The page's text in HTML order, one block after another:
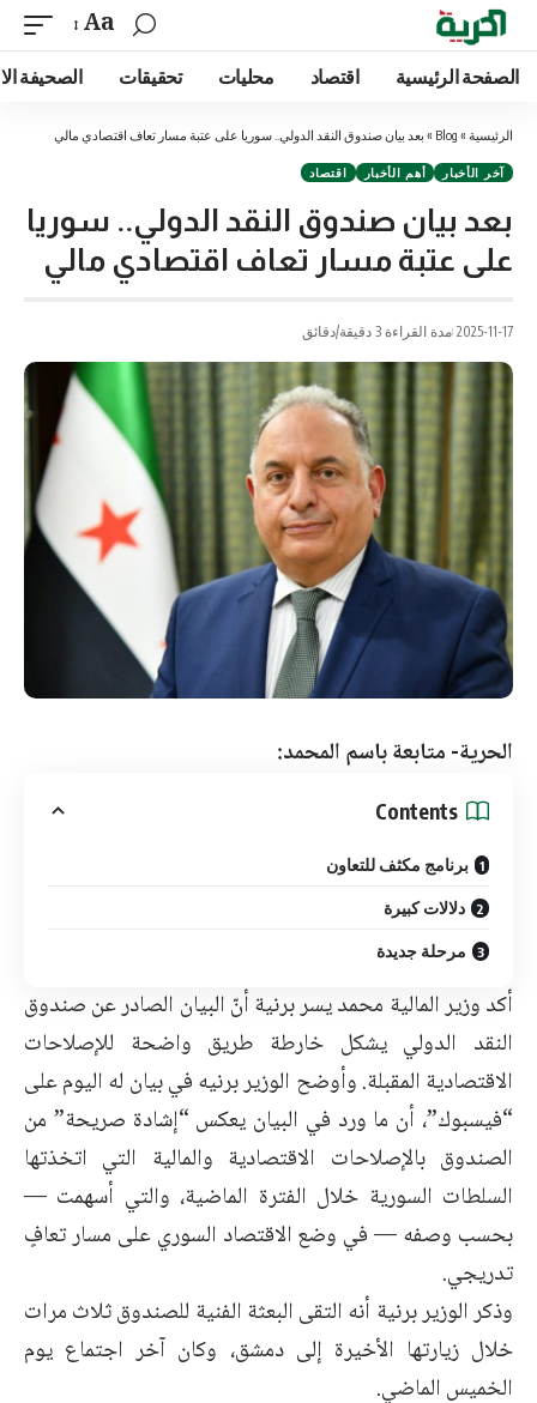
Aa
الصفحة الرئيسية اقتصاد محليات تحقيقات الصحيفة
الرئيسية »
Blog
» بعد بيان صندوق النقد الدولي.. سوريا على عتبة مسار تعاف اقتصادي مالي
آخر الأخبار أهم الأخبار اقتصاد
بعد بيان صندوق النقد الدولي.. سوريا
على عتبة مسار تعاف اقتصادي مالي
2025-11-17 مدة القراءة 3 دقيقة/دقائق
الحرية- متابعة باسم المحمد:
Contents
برنامج مكثف للتعاون
دلالات كبيرة
مرحلة جديدة
أكد وزير المالية محمد يسر برنية أنّ البيان الصادر عن صندوق
النقد الدولي يشكل خارطة طريق واضحة للإصلاحات
الاقتصادية المقبلة. وأوضح الوزير برنيه في بيان له اليوم على
“فيسبوك”، أن ما ورد في البيان يعكس “إشادة صريحة” من
الصندوق بالإصلاحات الاقتصادية والمالية التي اتخذتها
السلطات السورية خلال الفترة الماضية، والتي أسهمت —
بحسب وصفه — في وضع الاقتصاد السوري على مسار تعافٍ
تدريجي.
وذكر الوزير برنية أنه التقى البعثة الفنية للصندوق ثلاث مرات
خلال زيارتها الأخيرة إلى دمشق، وكان آخر اجتماع يوم
الخميس الماضي.